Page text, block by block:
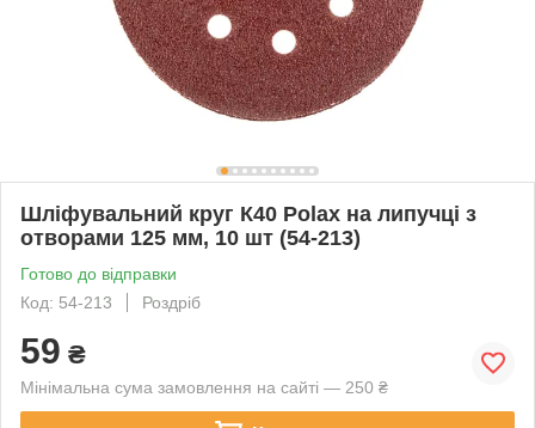
Шліфувальний круг К40 Polax на липучці з
отворами 125 мм, 10 шт (54-213)
Готово до відправки
Код: 54-213
Роздріб
59 ₴
Мінімальна сума замовлення на сайті — 250 ₴